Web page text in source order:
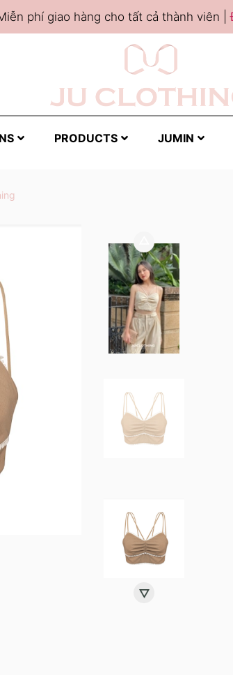
phí giao hàng cho tất cả thành viên |
PRODUCTS JUMIN